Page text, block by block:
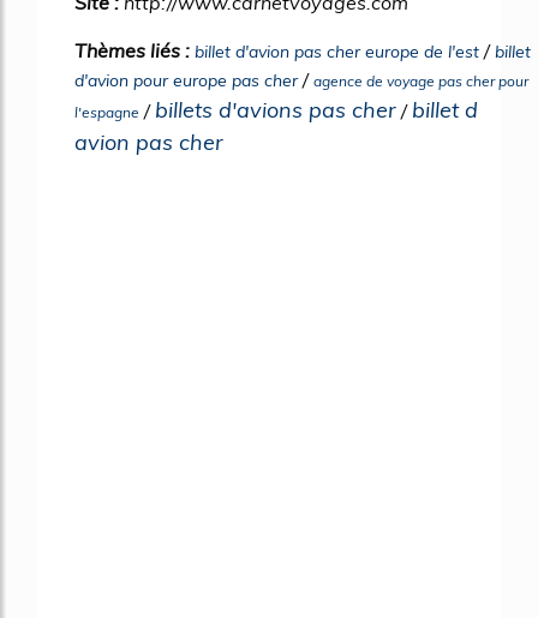
Thèmes liés : billet d'avion pas cher europe de l'est /billet
d'avion pour europe pas cher/ agence de voyage pas cher pour
l'espagne / billets d'avions pas cher / billet d
avion pas cher